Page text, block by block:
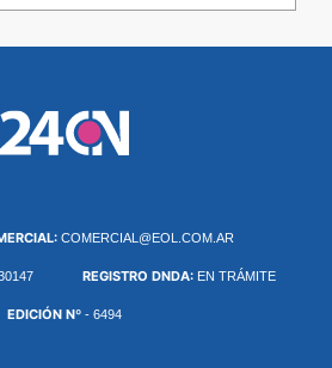
COMERCIAL@EOL.COM.AR
REGISTRO DNDA: EN TRÁMITE
EDICIÓN Nº - 6494